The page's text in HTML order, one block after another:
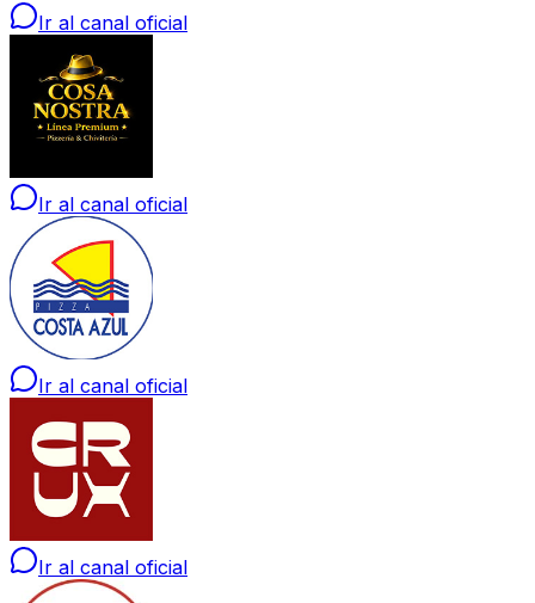
Ir al canal oficial
Ir al canal oficial
Ir al canal oficial
Ir al canal oficial